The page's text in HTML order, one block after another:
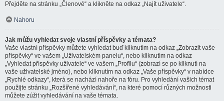
Přejděte na stránku „Členové“ a klikněte na odkaz „Najít uživatele“.
Nahoru
Jak můžu vyhledat svoje vlastní příspěvky a témata?
Vaše vlastní příspěvky můžete vyhledat buď kliknutím na odkaz „Zobrazit vaše
příspěvky“ ve vašem „Uživatelském panelu“, nebo kliknutím na odkaz
„Vyhledat příspěvky uživatele“ ve vašem „Profilu“ (zobrazí se po kliknutí na
vaše uživatelské jméno), nebo kliknutím na odkaz „Vaše příspěvky“ v nabídce
„Rychlé odkazy“, která se nachází nahoře na fóru. Pro vyhledání vašich témat
použijte stránku „Rozšířené vyhledávání“, na které pomocí různých možnosti
můžete zúžit vyhledávání na vaše témata.